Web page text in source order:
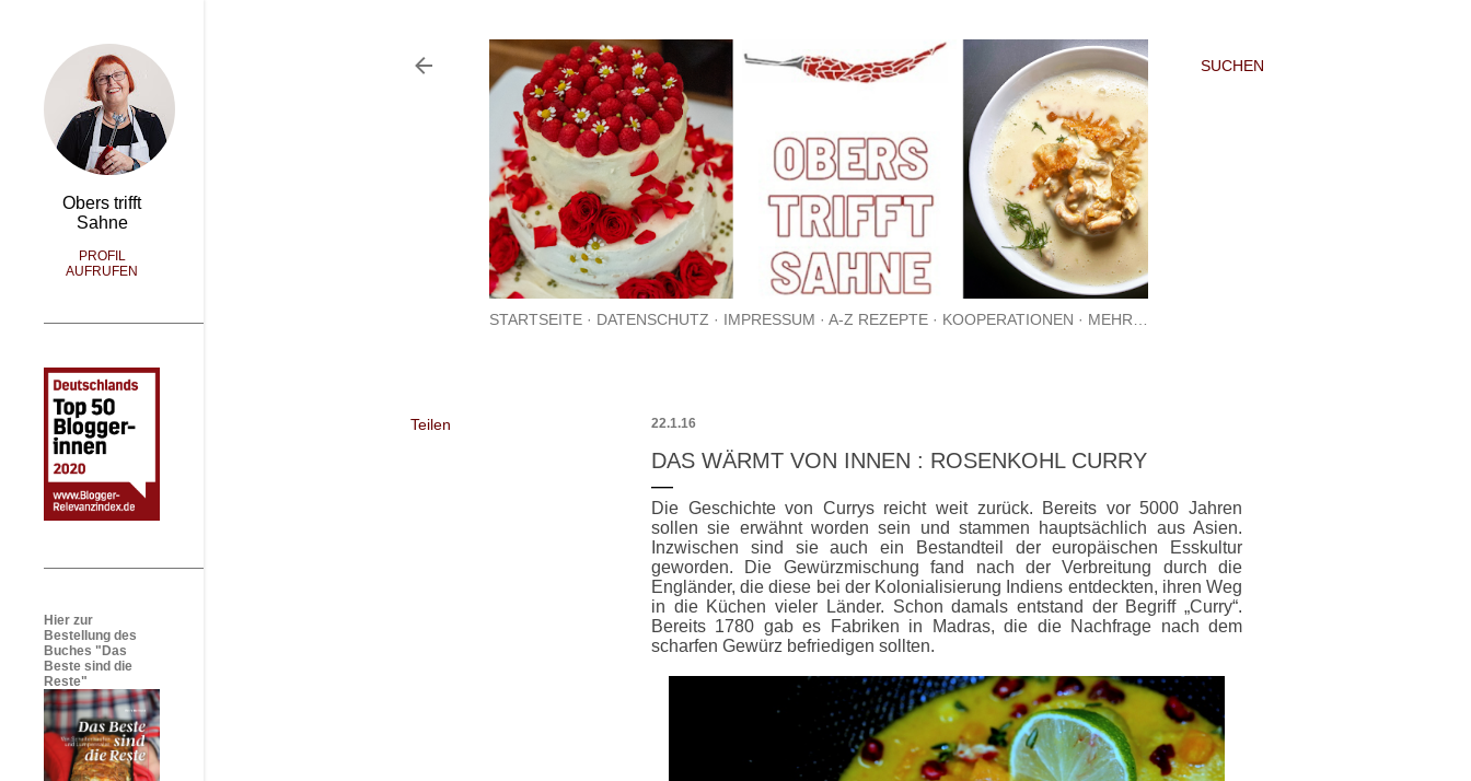
SUCHEN
STARTSEITE DATENSCHUTZ IMPRESSUM A-Z REZEPTE KOOPERATIONEN MEHR…
Teilen 22.1.16
DAS WÄRMT VON INNEN : ROSENKOHL CURRY
Die Geschichte von Currys reicht weit zurück. Bereits vor 5000 Jahren
sollen sie erwähnt worden sein und stammen hauptsächlich aus Asien.
Inzwischen sind sie auch ein Bestandteil der europäischen Esskultur
geworden. Die Gewürzmischung fand nach der Verbreitung durch die
Engländer, die diese bei der Kolonialisierung Indiens entdeckten, ihren Weg
in die Küchen vieler Länder. Schon damals entstand der Begriff „Curry“.
Bereits 1780 gab es Fabriken in Madras, die die Nachfrage nach dem
scharfen Gewürz befriedigen sollten.
Obers trifft
Sahne
PROFIL
AUFRUFEN
Hier zur
Bestellung des
Buches "Das
Beste sind die
Reste"